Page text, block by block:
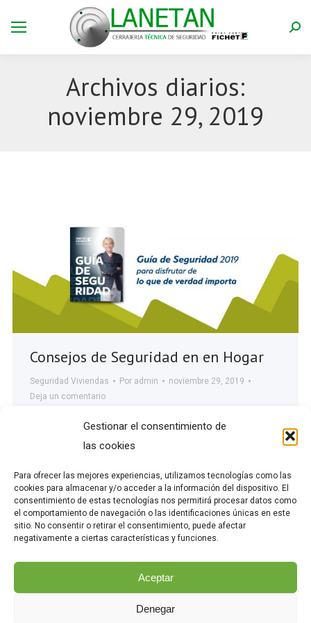
Gestionar el consentimiento de
las cookies
Para ofrecer las mejores experiencias, utilizamos tecnologías como las
cookies para almacenar y/o acceder a la información del dispositivo. El
consentimiento de estas tecnologías nos permitirá procesar datos como
el comportamiento de navegación o las identificaciones únicas en este
sitio. No consentir o retirar el consentimiento, puede afectar
negativamente a ciertas características y funciones.
Aceptar
Denegar
Archivos diarios:
noviembre 29, 2019
Consejos de Seguridad en en Hogar
Seguridad Viviendas Por admin
noviembre 29, 2019
Deja un comentario
Porque la casa es nuestro refugio, el lugar
donde sentimos tranquilidad, seguridad y
asegurarse de que tanto hoy como en el futuro
disfrutéis tranquilos de vuestra vida y
experiencias, sabiendo que, al regresar a casa
seguirá estando tal y como la dejasteis: segura
seguridad 2019 que puedes…